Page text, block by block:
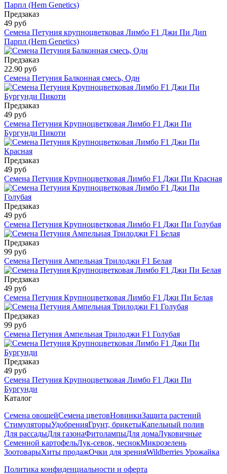
Предзаказ
49 руб
Семена Петуния крупноцветковая Лимбо F1 Джи Пи Дип
Парпл (Hem Genetics)
Предзаказ
22.90 руб
Семена Петуния Балконная смесь, Одн
Предзаказ
49 руб
Семена Петуния Крупноцветковая Лимбо F1 Джи Пи
Бургунди Пикоти
Предзаказ
49 руб
Семена Петуния Крупноцветковая Лимбо F1 Джи Пи Красная
Предзаказ
49 руб
Семена Петуния Крупноцветковая Лимбо F1 Джи Пи Голубая
Предзаказ
99 руб
Семена Петуния Ампельная Трилоджи F1 Белая
Предзаказ
49 руб
Семена Петуния Крупноцветковая Лимбо F1 Джи Пи Белая
Предзаказ
99 руб
Семена Петуния Ампельная Трилоджи F1 Голубая
Предзаказ
49 руб
Семена Петуния Крупноцветковая Лимбо F1 Джи Пи
Бургунди
Каталог
Семена овощейСемена цветовНовинкиЗащита растений
СтимуляторыУдобренияГрунт, брикетыКапельный полив
Для рассадыДля газонаФитолампыДля домаЛуковичные
Семенной картофельЛук-севок, чеснокМикрозелень
ЗоотоварыХиты продажОчки для зренияWildberries Урожайка
Политика конфиденциальности и оферта